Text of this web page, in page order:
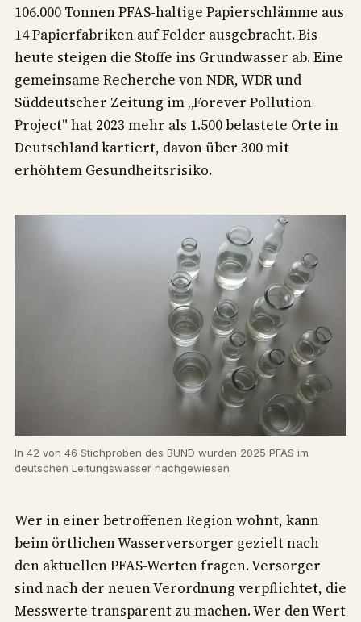
106.000 Tonnen PFAS-haltige Papierschlämme aus
14 Papierfabriken auf Felder ausgebracht. Bis
heute steigen die Stoffe ins Grundwasser ab. Eine
gemeinsame Recherche von NDR, WDR und
Süddeutscher Zeitung im „Forever Pollution
Project" hat 2023 mehr als 1.500 belastete Orte in
Deutschland kartiert, davon über 300 mit
erhöhtem Gesundheitsrisiko.
In 42 von 46 Stichproben des BUND wurden 2025 PFAS im
deutschen Leitungswasser nachgewiesen
Wer in einer betroffenen Region wohnt, kann
beim örtlichen Wasserversorger gezielt nach
den aktuellen PFAS-Werten fragen. Versorger
sind nach der neuen Verordnung verpflichtet, die
Messwerte transparent zu machen. Wer den Wert